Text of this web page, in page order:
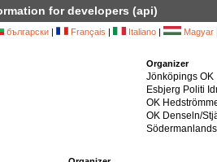
for developers (api)
български | Français | Italiano | Magyar
Organizer
Jönköpings OK
Esbjerg Politi
OK
OK Denseln/